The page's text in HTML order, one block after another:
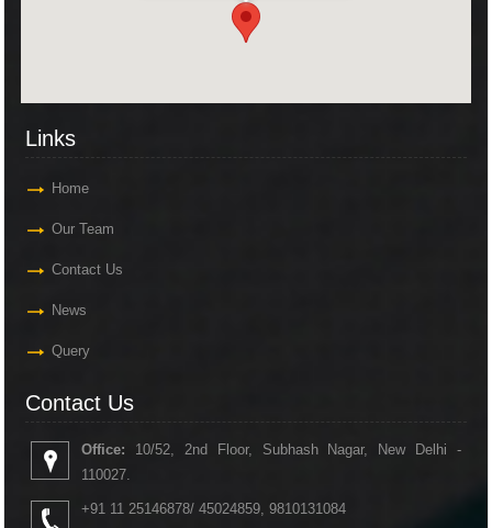
Links
Home
Our Team
Contact Us
News
Query
Contact Us
Office: 10/52, 2nd Floor, Subhash Nagar, New Delhi -
110027.
+91 11 25146878/ 45024859, 9810131084